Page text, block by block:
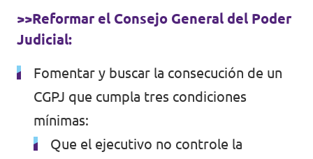
>>Reformar el Consejo General del Poder
Judicial:
Fomentar y buscar la consecución de un
CGPJ que cumpla tres condiciones
mínimas:
Que el ejecutivo no controle la